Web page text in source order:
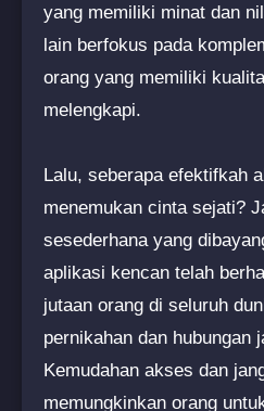
yang memiliki minat dan
lain berfokus pada
orang yang memiliki
melengkapi.
Lalu, seberapa efektifkah
menemukan cinta sejati?
sesederhana yang
aplikasi kencan telah
jutaan orang di seluruh
pernikahan dan hubungan
Kemudahan akses dan
memungkinkan orang